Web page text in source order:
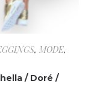
, MODE,
/ Doré /